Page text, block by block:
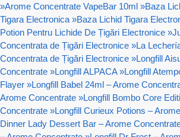
»Arome Concentrate VapeBar 10ml »Baza
Tigara Electronica »Baza Lichid Tigara
Potion Pentru Lichide De Țigări Electronice »
Concentrata de Țigări Electronice »La
Concentrata de Țigări Electronice »Longfill
Concentrate »Longfill ALPACA »Longfill
Flayer »Longfill Babel 24ml – Arome
Arome Concentrate »Longfill Bombo Core
Concentrate »Longfill Curieux Potions –
Dinner Lady Dessert Bar – Arome